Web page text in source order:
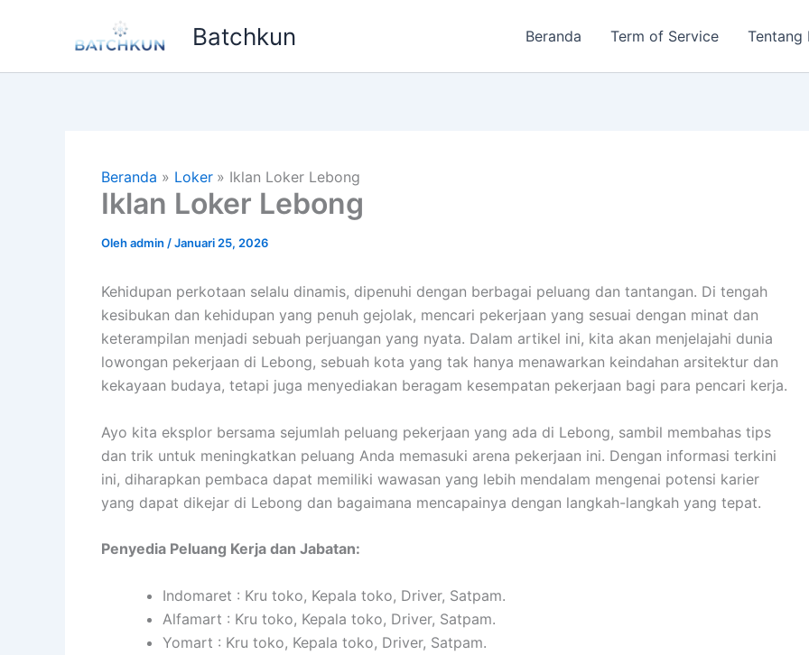
Batchkun Beranda Term of Service Tentang
Beranda Loker Iklan Loker Lebong
Iklan Loker Lebong
Olehadmin /Januari 25, 2026
Kehidupan perkotaan selalu dinamis, dipenuhi dengan berbagai peluang dan tantangan. Di tengah
kesibukan dan kehidupan yang penuh gejolak, mencari pekerjaan yang sesuai dengan minat dan
keterampilan menjadi sebuah perjuangan yang nyata. Dalam artikel ini, kita akan menjelajahi dunia
lowongan pekerjaan di Lebong, sebuah kota yang tak hanya menawarkan keindahan arsitektur dan
kekayaan budaya, tetapi juga menyediakan beragam kesempatan pekerjaan bagi para pencari kerja.
Ayo kita eksplor bersama sejumlah peluang pekerjaan yang ada di Lebong, sambil membahas tips
dan trik untuk meningkatkan peluang Anda memasuki arena pekerjaan ini. Dengan informasi terkini
ini, diharapkan pembaca dapat memiliki wawasan yang lebih mendalam mengenai potensi karier
yang dapat dikejar di Lebong dan bagaimana mencapainya dengan langkah-langkah yang tepat.
Penyedia Peluang Kerja dan Jabatan:
Indomaret : Kru toko, Kepala toko, Driver, Satpam.
Alfamart : Kru toko, Kepala toko, Driver, Satpam.
Yomart : Kru toko, Kepala toko, Driver, Satpam.